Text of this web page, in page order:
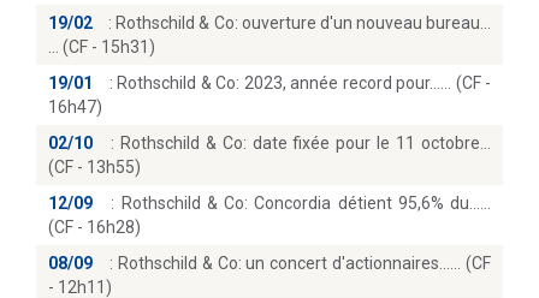
19/02
: Rothschild & Co: ouverture d'un nouveau bureau...
(CF - 15h31)
19/01
: Rothschild & Co: 2023, année record pour...… (CF -
16h47)
02/10
: Rothschild & Co: date fixée pour le 11 octobre
(CF - 13h55)
12/09
: Rothschild & Co: Concordia détient 95,6% du...
(CF - 16h28)
08/09
: Rothschild & Co: un concert d'actionnaires...… (CF
- 12h11)